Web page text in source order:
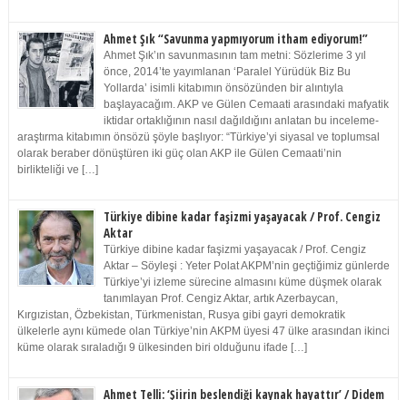
Ahmet Şık “Savunma yapmıyorum itham ediyorum!”
Ahmet Şık’ın savunmasının tam metni: Sözlerime 3 yıl
önce, 2014’te yayımlanan ‘Paralel Yürüdük Biz Bu
Yollarda’ isimli kitabımın önsözünden bir alıntıyla
başlayacağım. AKP ve Gülen Cemaati arasındaki mafyatik
iktidar ortaklığının nasıl dağıldığını anlatan bu inceleme-
araştırma kitabımın önsözü şöyle başlıyor: “Türkiye’yi siyasal ve toplumsal
olarak beraber dönüştüren iki güç olan AKP ile Gülen Cemaati’nin
birlikteliği ve […]
Türkiye dibine kadar faşizmi yaşayacak / Prof. Cengiz
Aktar
Türkiye dibine kadar faşizmi yaşayacak / Prof. Cengiz
Aktar – Söyleşi : Yeter Polat AKPM’nin geçtiğimiz günlerde
Türkiye’yi izleme sürecine almasını küme düşmek olarak
tanımlayan Prof. Cengiz Aktar, artık Azerbaycan,
Kırgızistan, Özbekistan, Türkmenistan, Rusya gibi gayri demokratik
ülkelerle aynı kümede olan Türkiye’nin AKPM üyesi 47 ülke arasından ikinci
küme olarak sıraladığı 9 ülkesinden biri olduğunu ifade […]
Ahmet Telli: ‘Şiirin beslendiği kaynak hayattır’ / Didem